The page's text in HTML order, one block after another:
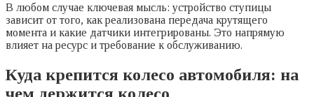
В любом случае ключевая мысль: устройство ступицы
зависит от того, как реализована передача крутящего
момента и какие датчики интегрированы. Это напрямую
влияет на ресурс и требование к обслуживанию.
Куда крепится колесо автомобиля: на
чем держится колесо